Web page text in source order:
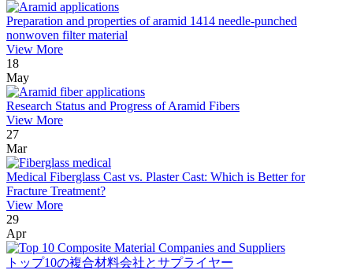
Preparation and properties of aramid 1414 needle-punched
nonwoven filter material
View More
18
May
Research Status and Progress of Aramid Fibers
View More
27
Mar
Medical Fiberglass Cast vs. Plaster Cast: Which is Better for
Fracture Treatment?
View More
29
Apr
トップ10の複合材料会社とサプライヤー